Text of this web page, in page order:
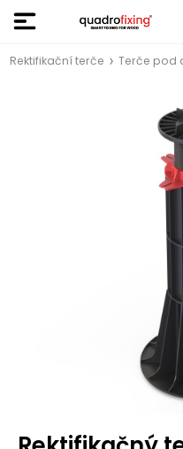
Rektifikační terče Terče pod